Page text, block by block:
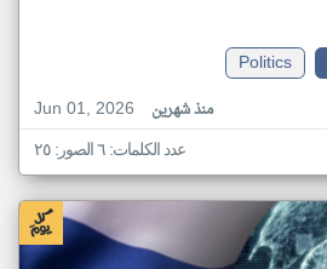
Politics
Jun 01, 2026
منذ شهرين
عدد الكلمات: ٦ الصور: ٢٥